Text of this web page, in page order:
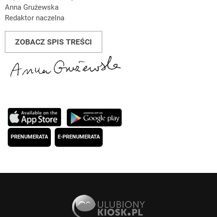
Anna Grużewska
Redaktor naczelna
ZOBACZ SPIS TREŚCI
PRENUMERATA E-PRENUMERATA